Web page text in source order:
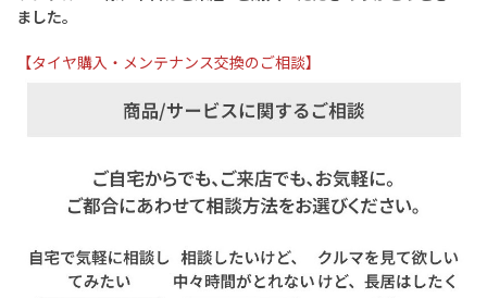
ました。
【タイヤ購入・メンテナンス交換のご相談】